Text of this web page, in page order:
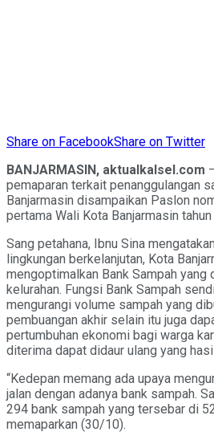
Share on FacebookShare on Twitter
BANJARMASIN, aktualkalsel.com
pemaparan terkait penanggulangan
Banjarmasin disampaikan Paslon
pertama Wali Kota Banjarmasin
Sang petahana, Ibnu Sina
lingkungan berkelanjutan, Kota
mengoptimalkan Bank Sampah
kelurahan. Fungsi Bank Sampah
mengurangi volume sampah yang
pembuangan akhir selain itu juga
pertumbuhan ekonomi bagi warga
diterima dapat didaur ulang yang
“Kedepan memang ada upaya
jalan dengan adanya bank sampah.
294 bank sampah yang tersebar di
memaparkan (30/10).